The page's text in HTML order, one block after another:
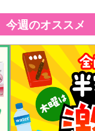
今週のオススメ